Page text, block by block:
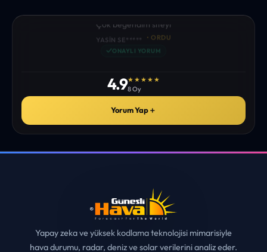
“sanırım yeni bir hava durumu sitesisiniz. ilk defa bu denli bir
site gördüm. bundn sonra sizinleym. tebrikler. sitede
istediğim tüm bilgiyi bulabiliyorum. ekibinizin emeğine saglık”
• ERZURUM
4.9★★★★★
Yapay zeka ve yüksek kodlama teknolojisi mimarisiyle